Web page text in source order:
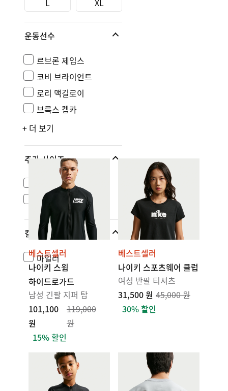
L XL
운동선수
르브론 제임스
코비 브라이언트
로리 맥길로이
브룩스 켑카
+ 더 보기
추가 사이즈
아시아 사이즈
US 사이즈
컬렉션
마일러
베스트셀러
나이키 스윔
하이드로가드
남성 긴팔 지퍼 탑
101,100
원
119,000
원
15% 할인
베스트셀러
나이키 스포츠웨어 클럽
여성 반팔 티셔츠
31,500 원 45,000 원
30% 할인